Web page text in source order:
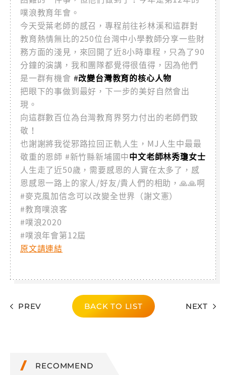
噗浪教育年會。
今天受葉老師的感召，專程前往衫林溪和這群對
教育熱情無比的250位台灣中小學教師分享一些財
務方面的淺見，來回開了近8小時車程，只為了90
分鐘的演講，我和團隊都覺得很值得，因為他們
是一群有機會 #改變台灣教育的核心人物
把眼下的事做到最好，下一步的美好自然會出
現。
向這群數百位為台灣教育界努力付出的老師們致
敬！
也謝謝將我從邪路拉回正軌人生，MJ人生中最最
敬重的恩師 #新竹縣新埔國中中文老師林秀瓊女士
人生走了近50歲，需要感恩的人實在太多了，感
恩感恩一路上的家人/好友/貴人們的相助，🙏🙏啊
#麥克風加信念可以改變全世界（謝文憲）
#教育噗浪客
#噗浪2020
#噗浪年會第12屆
原文請連結
PREV BACK TO LIST NEXT
RECOMMEND